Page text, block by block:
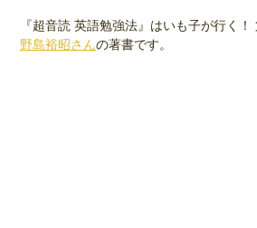
『超音読 英語勉強法』はいも子が行く
野島裕昭さんの著書です。